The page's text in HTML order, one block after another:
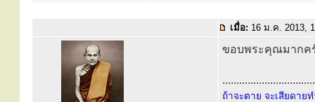
เมื่อ: 16 ม.ค. 2013,
ขอบพระคุณมากครั
ถ้าจะตาย จะเสียดาย